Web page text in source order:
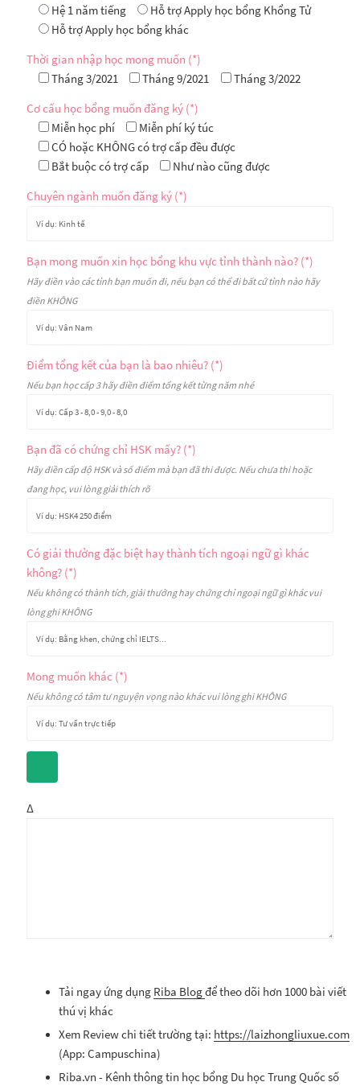
Hệ 1 năm tiếng
Hỗ trợ Apply học bổng Khổng Tử
Hỗ trợ Apply học bổng khác
Thời gian nhập học mong muốn (*)
Tháng 3/2021
Tháng 9/2021 Tháng 3/2022
Cơ cấu học bổng muốn đăng ký (*)
Miễn học phí
Miễn phí ký túc
CÓ hoặc KHÔNG có trợ cấp đều được
Bắt buộc có trợ cấp
Như nào cũng được
Chuyên ngành muốn đăng ký (*)
Bạn mong muốn xin học bổng khu vực tỉnh thành nào? (*)
Hãy điền vào các tỉnh bạn muốn đi, nếu bạn có thể đi bất cứ tỉnh nào hãy
điền KHÔNG
Điểm tổng kết của bạn là bao nhiêu? (*)
Nếu bạn học cấp 3 hãy điền điểm tổng kết từng năm nhé
Bạn đã có chứng chỉ HSK mấy? (*)
Hãy điền cấp độ HSK và số điểm mà bạn đã thi được. Nếu chưa thi hoặc
đang học, vui lòng giải thích rõ
Có giải thưởng đặc biệt hay thành tích ngoại ngữ gì khác
không? (*)
Nếu không có thành tích, giải thưởng hay chứng chỉ ngoại ngữ gì khác vui
lòng ghi KHÔNG
Mong muốn khác (*)
Nếu không có tâm tư nguyện vọng nào khác vui lòng ghi KHÔNG
Δ
Tải ngay ứng dụng Riba Blogđể theo dõi hơn 1000 bài viết
thú vị khác
Xem Review chi tiết trường tại: https://laizhongliuxue.com
(App: Campuschina)
Riba.vn - Kênh thông tin học bổng Du học Trung Quốc số